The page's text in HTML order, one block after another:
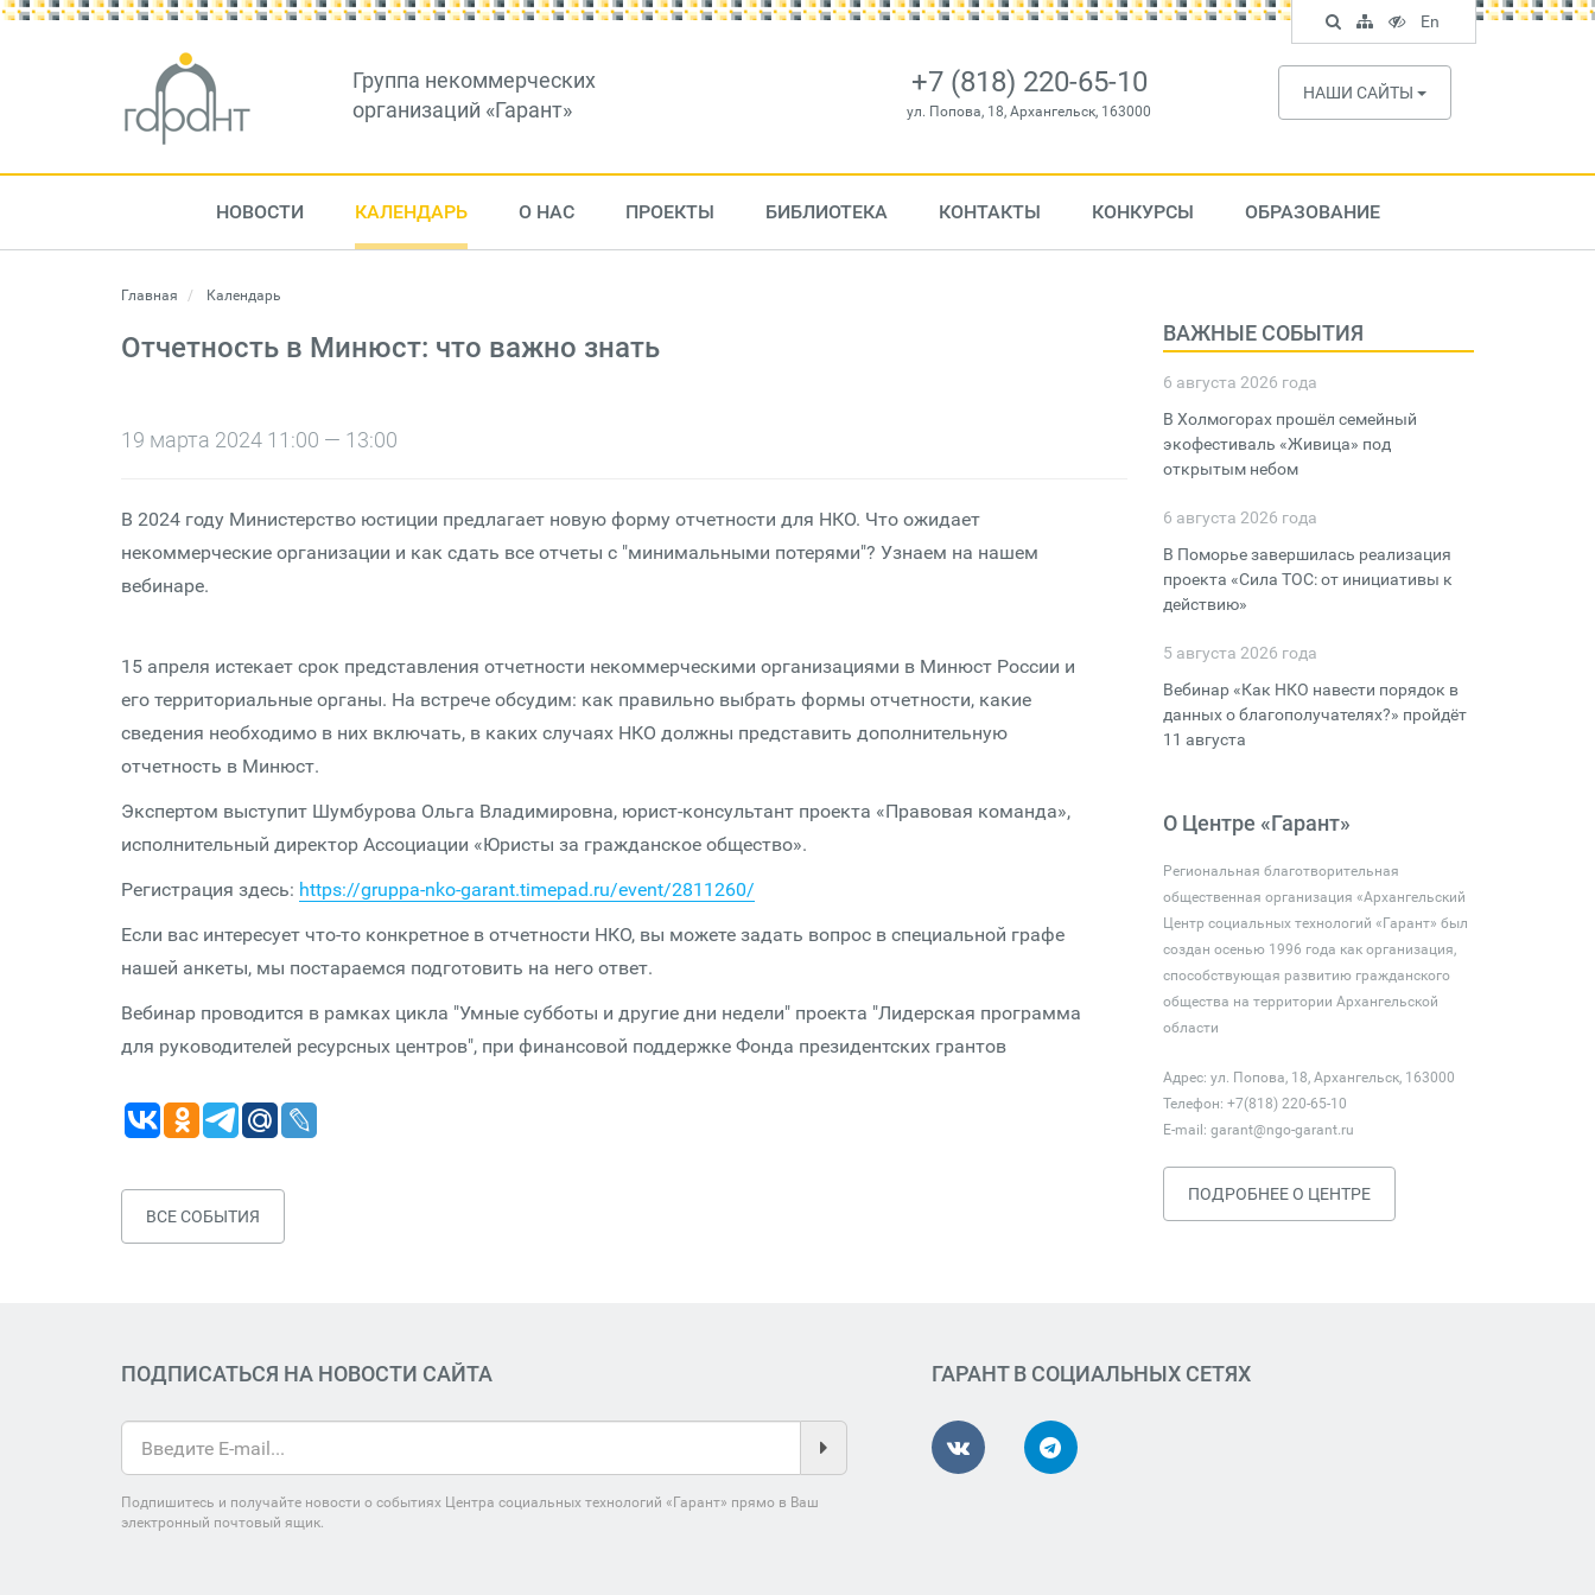
Группа некоммерческих
организаций «Гарант»
+7 (818) 220-65-10
ул. Попова, 18, Архангельск, 163000
НАШИ САЙТЫ
НОВОСТИ КАЛЕНДАРЬ О НАС ПРОЕКТЫ БИБЛИОТЕКА КОНТАКТЫ КОНКУРСЫ ОБРАЗОВАНИЕ
Главная Календарь
Отчетность в Минюст: что важно знать
19 марта 2024 11:00 — 13:00
В 2024 году Министерство юстиции предлагает новую форму отчетности для НКО. Что ожидает
некоммерческие организации и как сдать все отчеты с "минимальными потерями"? Узнаем на нашем
вебинаре.
15 апреля истекает срок представления отчетности некоммерческими организациями в Минюст России и
его территориальные органы. На встрече обсудим: как правильно выбрать формы отчетности, какие
сведения необходимо в них включать, в каких случаях НКО должны представить дополнительную
отчетность в Минюст.
Экспертом выступит Шумбурова Ольга Владимировна, юрист-консультант проекта «Правовая команда»,
исполнительный директор Аccоциации «Юристы за гражданское общество».
Регистрация здесь: https://gruppa-nko-garant.timepad.ru/event/2811260/
Если вас интересует что-то конкретное в отчетности НКО, вы можете задать вопрос в специальной графе
нашей анкеты, мы постараемся подготовить на него ответ.
Вебинар проводится в рамках цикла "Умные субботы и другие дни недели" проекта "Лидерская программа
для руководителей ресурсных центров", при финансовой поддержке Фонда президентских грантов
ВСЕ СОБЫТИЯ
ВАЖНЫЕ СОБЫТИЯ
6 августа 2026 года
В Холмогорах прошёл семейный
экофестиваль «Живица» под
открытым небом
6 августа 2026 года
В Поморье завершилась реализация
проекта «Сила ТОС: от инициативы к
действию»
5 августа 2026 года
Вебинар «Как НКО навести порядок в
данных о благополучателях?» пройдёт
11 августа
О Центре «Гарант»
Региональная благотворительная
общественная организация «Архангельский
Центр социальных технологий «Гарант» был
создан осенью 1996 года как организация,
способствующая развитию гражданского
общества на территории Архангельской
области
Адрес: ул. Попова, 18, Архангельск, 163000
Телефон: +7(818) 220-65-10
E-mail: garant@ngo-garant.ru
ПОДРОБНЕЕ О ЦЕНТРЕ
ПОДПИСАТЬСЯ НА НОВОСТИ САЙТА
Подпишитесь и получайте новости о событиях Центра социальных технологий «Гарант» прямо в Ваш
электронный почтовый ящик.
ГАРАНТ В СОЦИАЛЬНЫХ СЕТЯХ
Поиск
по
сайту
Карта
сайта
Версия
для
слабовидящих
En
English